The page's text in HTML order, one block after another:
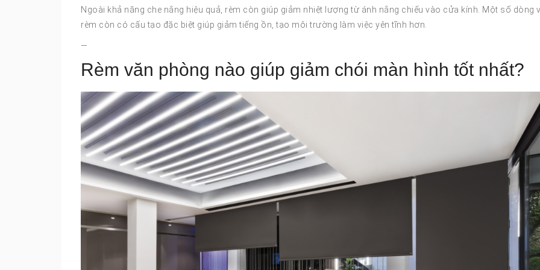
Ngoài khả năng che nắng hiệu quả, rèm còn giúp giảm nhiệt lượng từ ánh nắng chiếu vào cửa kính. Một số dòng
rèm còn có cấu tạo đặc biệt giúp giảm tiếng ồn, tạo môi trường làm việc yên tĩnh hơn.
—
Rèm văn phòng nào giúp giảm chói màn hình tốt nhất?